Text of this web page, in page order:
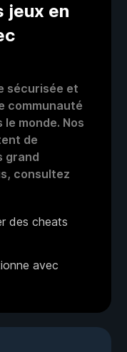
jeux en
sécurisée et
communauté
monde. Nos
de
grand
consultez
des cheats
avec